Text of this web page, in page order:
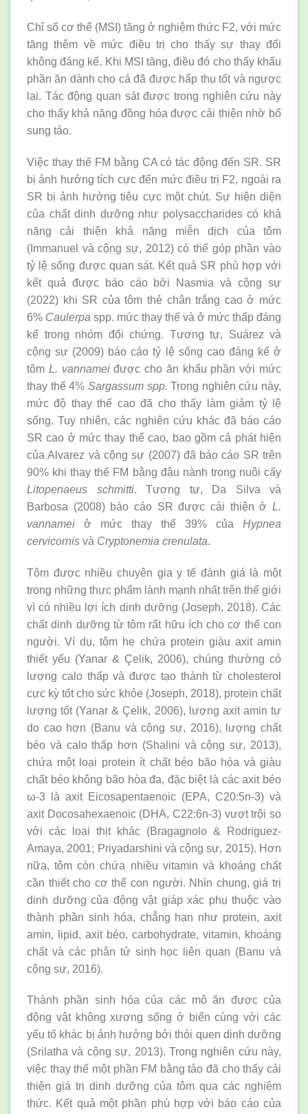
Chỉ số cơ thể (MSI) tăng ở nghiệm thức F2, với mức
tăng thêm về mức điều trị cho thấy sự thay đổi
không đáng kể. Khi MSI tăng, điều đó cho thấy khẩu
phần ăn dành cho cá đã được hấp thụ tốt và ngược
lại. Tác động quan sát được trong nghiên cứu này
cho thấy khả năng đồng hóa được cải thiện nhờ bổ
sung tảo.
Việc thay thế FM bằng CA có tác động đến SR. SR
bị ảnh hưởng tích cực đến mức điều trị F2, ngoài ra
SR bị ảnh hưởng tiêu cực một chút. Sự hiện diện
của chất dinh dưỡng như polysaccharides có khả
năng cải thiện khả năng miễn dịch của tôm
(Immanuel và cộng sự, 2012) có thể góp phần vào
tỷ lệ sống được quan sát. Kết quả SR phù hợp với
kết quả được báo cáo bởi Nasmia và cộng sự
(2022) khi SR của tôm thẻ chân trắng cao ở mức
6% Caulerpa spp. mức thay thế và ở mức thấp đáng
kể trong nhóm đối chứng. Tương tự, Suárez và
cộng sự (2009) báo cáo tỷ lệ sống cao đáng kể ở
tôm L. vannameiđược cho ăn khẩu phần với mức
thay thế 4% Sargassum spp.Trong nghiên cứu này,
mức độ thay thế cao đã cho thấy làm giảm tỷ lệ
sống. Tuy nhiên, các nghiên cứu khác đã báo cáo
SR cao ở mức thay thế cao, bao gồm cả phát hiện
của Alvarez và cộng sự (2007) đã báo cáo SR trên
90% khi thay thế FM bằng đậu nành trong nuôi cấy
Litopenaeus schmitti. Tương tự, Da Silva và
Barbosa (2008) báo cáo SR được cải thiện ở L.
vannamei ở mức thay thế 39% của Hypnea
cervicornis và Cryptonemia crenulata.
Tôm được nhiều chuyên gia y tế đánh giá là một
trong những thực phẩm lành mạnh nhất trên thế giới
vì có nhiều lợi ích dinh dưỡng (Joseph, 2018). Các
chất dinh dưỡng từ tôm rất hữu ích cho cơ thể con
người. Ví dụ, tôm he chứa protein giàu axit amin
thiết yếu (Yanar & Çelik, 2006), chúng thường có
lượng calo thấp và được tạo thành từ cholesterol
cực kỳ tốt cho sức khỏe (Joseph, 2018), protein chất
lượng tốt (Yanar & Çelik, 2006), lượng axit amin tự
do cao hơn (Banu và cộng sự, 2016), lượng chất
béo và calo thấp hơn (Shalini và cộng sự, 2013),
chứa một loại protein ít chất béo bão hòa và giàu
chất béo không bão hòa đa, đặc biệt là các axit béo
ω-3 là axit Eicosapentaenoic (EPA, C20:5n-3) và
axit Docosahexaenoic (DHA, C22:6n-3) vượt trội so
với các loại thịt khác (Bragagnolo & Rodriguez-
Amaya, 2001; Priyadarshini và cộng sự, 2015). Hơn
nữa, tôm còn chứa nhiều vitamin và khoáng chất
cần thiết cho cơ thể con người. Nhìn chung, giá trị
dinh dưỡng của động vật giáp xác phụ thuộc vào
thành phần sinh hóa, chẳng hạn như protein, axit
amin, lipid, axit béo, carbohydrate, vitamin, khoáng
chất và các phân tử sinh học liên quan (Banu và
cộng sự, 2016).
Thành phần sinh hóa của các mô ăn được của
động vật không xương sống ở biển cùng với các
yếu tố khác bị ảnh hưởng bởi thói quen dinh dưỡng
(Srilatha và cộng sự, 2013). Trong nghiên cứu này,
việc thay thế một phần FM bằng tảo đã cho thấy cải
thiện giá trị dinh dưỡng của tôm qua các nghiệm
thức. Kết quả một phần phù hợp với báo cáo của